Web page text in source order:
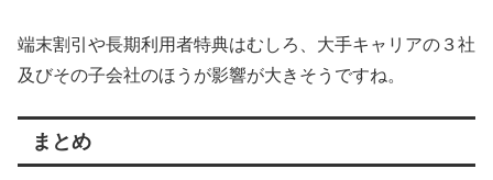
端末割引や長期利用者特典はむしろ、大手キャリアの３社
及びその子会社のほうが影響が大きそうですね。
まとめ